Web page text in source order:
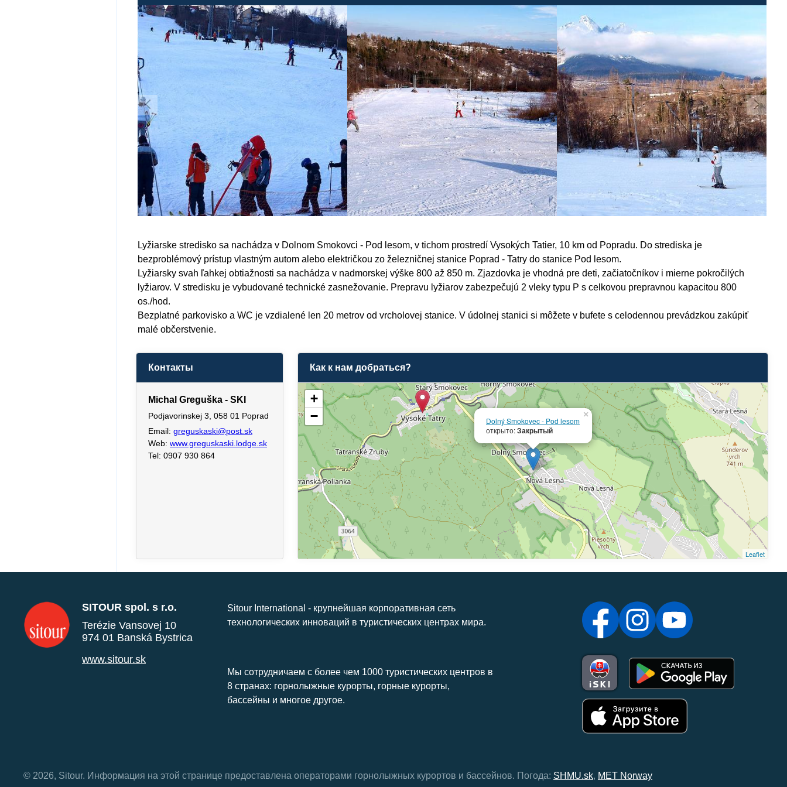
Lyžiarske stredisko sa nachádza v Dolnom Smokovci - Pod lesom, v tichom prostredí Vysokých Tatier, 10 km od Popradu. Do strediska je
bezproblémový prístup vlastným autom alebo električkou zo železničnej stanice Poprad - Tatry do stanice Pod lesom.
Lyžiarsky svah ľahkej obtiažnosti sa nachádza v nadmorskej výške 800 až 850 m. Zjazdovka je vhodná pre deti, začiatočníkov i mierne pokročilých
lyžiarov. V stredisku je vybudované technické zasnežovanie. Prepravu lyžiarov zabezpečujú 2 vleky typu P s celkovou prepravnou kapacitou 800
os./hod.
Bezplatné parkovisko a WC je vzdialené len 20 metrov od vrcholovej stanice. V údolnej stanici si môžete v bufete s celodennou prevádzkou zakúpiť
malé občerstvenie.
Контакты
Michal Greguška - SKI
Podjavorinskej 3, 058 01 Poprad
Email: greguskaski@post.sk
Web: www.greguskaski.lodge.sk
Tel: 0907 930 864
Как к нам добраться?
Dolný Smokovec - Pod lesom
открыто:Закрытый
×
+
−
Leaflet
SITOUR spol. s r.o.
Terézie Vansovej 10
974 01 Banská Bystrica
www.sitour.sk
Sitour International - крупнейшая корпоративная сеть
технологических инноваций в туристических центрах мира.
Мы сотрудничаем с более чем 1000 туристических центров в
8 странах: горнолыжные курорты, горные курорты,
бассейны и многое другое.
© 2026, Sitour. Информация на этой странице предоставлена ​​операторами горнолыжных курортов и бассейнов. Погода: SHMU.sk, MET Norway